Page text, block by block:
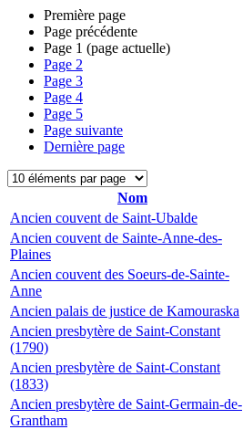
Première page
Page précédente
Page 1 (page actuelle)
Page 2
Page 3
Page 4
Page 5
Page suivante
Dernière page
Nom
Ancien couvent de Saint-Ubalde
Ancien couvent de Sainte-Anne-des-
Plaines
Ancien couvent des Soeurs-de-Sainte-
Anne
Ancien palais de justice de Kamouraska
Ancien presbytère de Saint-Constant
(1790)
Ancien presbytère de Saint-Constant
(1833)
Ancien presbytère de Saint-Germain-de-
Grantham